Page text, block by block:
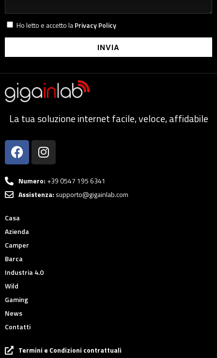
Ho letto e accetto laPrivacy Policy
INVIA
La tua soluzione internet facile, veloce, affidabile
Numero: +39 0547 195 6341
Assistenza: supporto@gigainlab.com
Casa
Azienda
Camper
Barca
Industria 4.0
Wild
Gaming
News
Contatti
Termini e Condizioni contrattuali